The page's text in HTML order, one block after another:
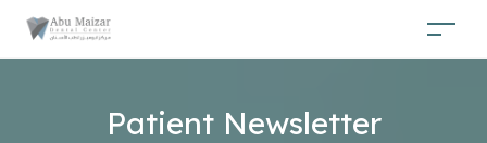
Patient Newsletter